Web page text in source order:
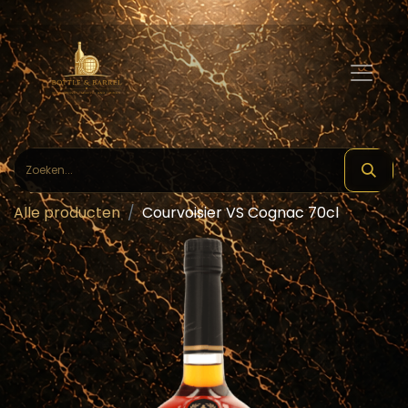
Alle producten Courvoisier VS Cognac 70cl